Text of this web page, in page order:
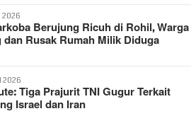
2026
Berujung Ricuh di Rohil, Warga
Rusak Rumah Milik Diduga
2026
Tiga Prajurit TNI Gugur Terkait
Israel dan Iran